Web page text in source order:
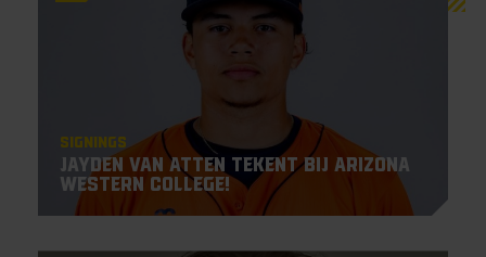
Signings
Jayden Van Atten tekent bij Arizona
Western College!